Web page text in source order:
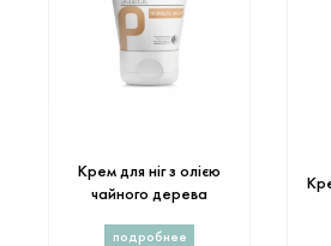
Крем для ніг з олією
чайного дерева
подробнее